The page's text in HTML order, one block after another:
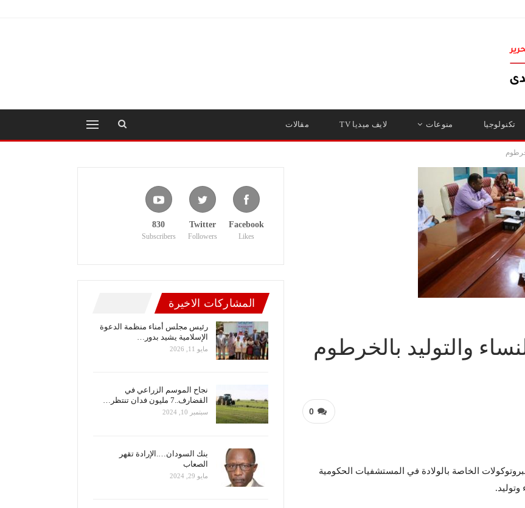
تكنولوجيا منوعات لايف ميديا TV مقالات
والتوليد بالخرطوم
0
الخاصة بالولادة في المستشفيات الحكومية
Facebook
Likes
Twitter
Followers
830
Subscribers
المشاركات الاخيرة
رئيس مجلس أمناء منظمة الدعوة
الإسلامية يشيد بدور…
مايو 11, 2026
نجاح الموسم الزراعي في
القضارف..7 مليون فدان تنتظر…
سبتمبر 10, 2024
بنك السودان….الإرادة تقهر
الصعاب
مايو 29, 2024